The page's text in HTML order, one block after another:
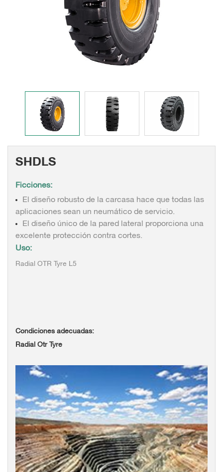
SHDLS
Ficciones:
El diseño robusto de la carcasa hace que todas las
aplicaciones sean un neumático de servicio.
El diseño único de la pared lateral proporciona una
excelente protección contra cortes.
Uso:
Radial OTR Tyre L5
Condiciones adecuadas:
Radial Otr Tyre